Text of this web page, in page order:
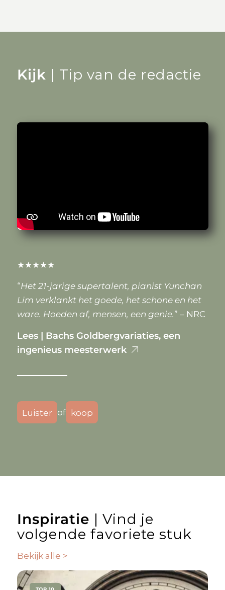
Kijk | Tip van de redactie
★★★★★
“Het 21-jarige supertalent, pianist Yunchan
Lim verklankt het goede, het schone en het
ware. Hoeden af, mensen, een genie.” – NRC
Lees | Bachs Goldbergvariaties, een
ingenieus meesterwerk
Luister of koop
Inspiratie | Vind je
volgende favoriete stuk
Bekijk alle >